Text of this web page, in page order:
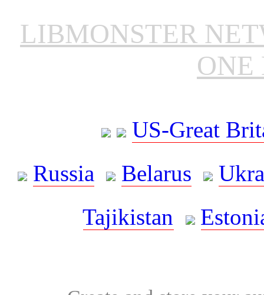
LIBMONSTER
ONE
US-Great
Russia
Belarus
Tajikistan